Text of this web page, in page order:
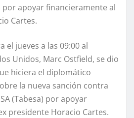
por apoyar financieramente al
Cartes.
el jueves a las 09:00 al
Unidos, Marc Ostfield, se dio
hiciera el diplomático
la nueva sanción contra
(Tabesa) por apoyar
presidente Horacio Cartes.